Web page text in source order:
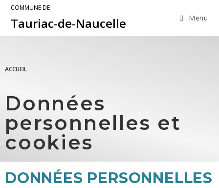
COMMUNE DE
Tauriac-de-Naucelle Menu
ACCUEIL
Données
personnelles et
cookies
DONNÉES PERSONNELLES